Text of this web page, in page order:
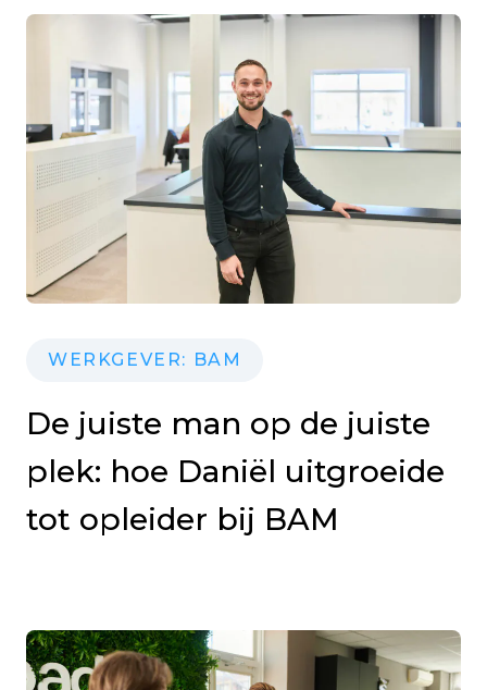
WERKGEVER: BAM
De juiste man op de juiste
plek: hoe Daniël uitgroeide
tot opleider bij BAM